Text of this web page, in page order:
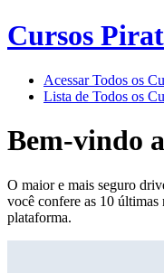
Cursos
Acessar Todos os
Lista de Todos os
Bem-vindo
O maior e mais seguro
você confere as 10 últimas
plataforma.